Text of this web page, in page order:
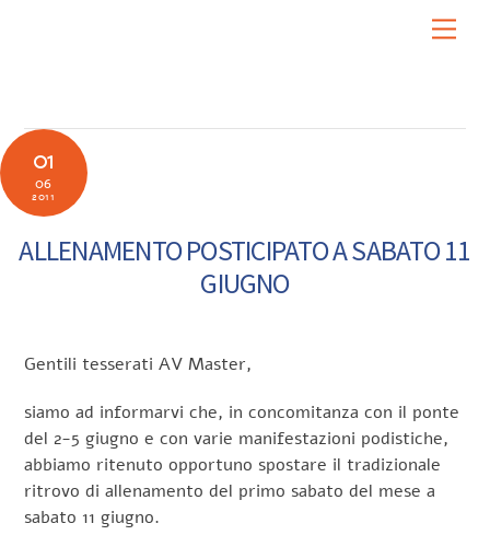
01
06
2011
ALLENAMENTO POSTICIPATO A SABATO 11
GIUGNO
Gentili tesserati AV Master,
siamo ad informarvi che, in concomitanza con il ponte
del 2-5 giugno e con varie manifestazioni podistiche,
abbiamo ritenuto opportuno spostare il tradizionale
ritrovo di allenamento del primo sabato del mese a
sabato 11 giugno.